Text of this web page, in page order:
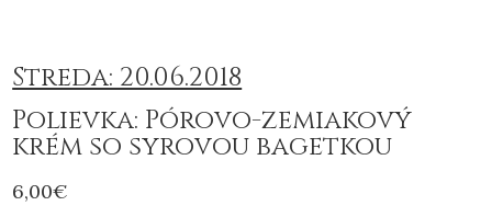
Streda: 20.06.2018
Polievka: Pórovo-zemiakový
krém so syrovou bagetkou
6,00€